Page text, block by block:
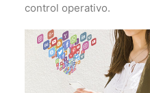
control operativo.